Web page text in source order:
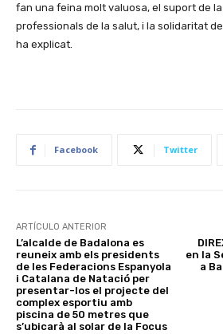
fan una feina molt valuosa, el suport de
professionals de la salut, i la solidaritat
ha explicat.
Facebook Twitter
ARTÍCULO ANTERIOR
L’alcalde de Badalona es
reuneix amb els presidents
de les Federacions Espanyola
i Catalana de Natació per
presentar-los el projecte del
complex esportiu amb
piscina de 50 metres que
s’ubicarà al solar de la Focus
en la
a